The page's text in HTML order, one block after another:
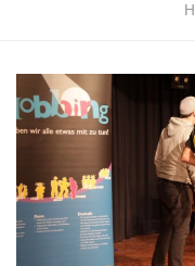
Oberstufe
Formulare
Kopf hoch! –
Schulsozialarbeit